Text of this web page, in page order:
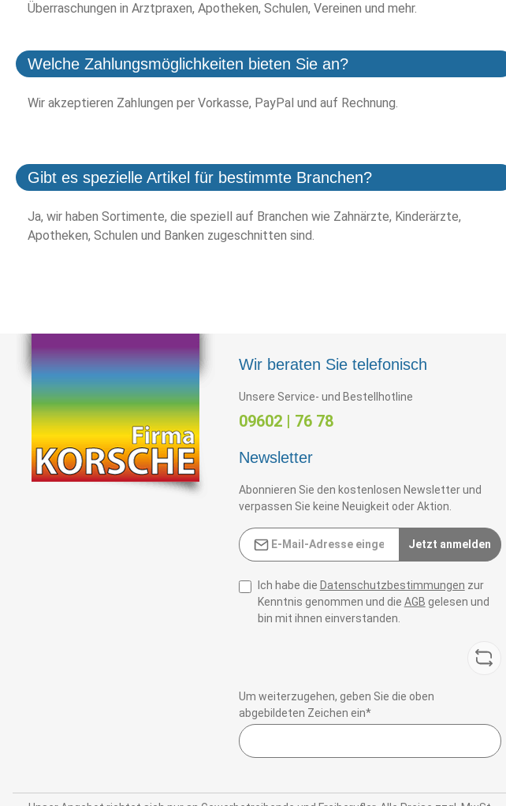
Überraschungen in Arztpraxen, Apotheken, Schulen, Vereinen und mehr.
Welche Zahlungsmöglichkeiten bieten Sie an?
Wir akzeptieren Zahlungen per Vorkasse, PayPal und auf Rechnung.
Gibt es spezielle Artikel für bestimmte Branchen?
Ja, wir haben Sortimente, die speziell auf Branchen wie Zahnärzte, Kinderärzte,
Apotheken, Schulen und Banken zugeschnitten sind.
Wir beraten Sie telefonisch
Unsere Service- und Bestellhotline
09602 | 76 78
Newsletter
Abonnieren Sie den kostenlosen Newsletter und
verpassen Sie keine Neuigkeit oder Aktion.
E-Mail-Adresse*
Jetzt anmelden
Ich habe die Datenschutzbestimmungen zur
Kenntnis genommen und die AGB gelesen und
bin mit ihnen einverstanden.
Um weiterzugehen, geben Sie die oben
abgebildeten Zeichen ein*